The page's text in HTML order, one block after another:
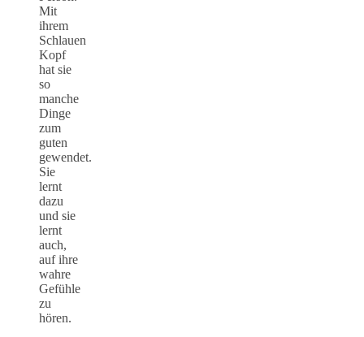
Mit
ihrem
Schlauen
Kopf
hat sie
so
manche
Dinge
zum
guten
gewendet.
Sie
lernt
dazu
und sie
lernt
auch,
auf ihre
wahre
Gefühle
zu
hören.